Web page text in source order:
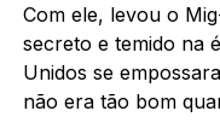
Com ele, levou o
secreto e temido na
Unidos se
não era tão bom